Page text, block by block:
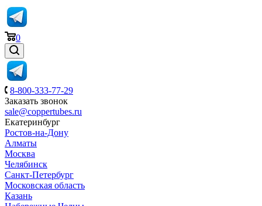
0
8-800-333-77-29
Заказать звонок
sale@coppertubes.ru
Екатеринбург
Ростов-на-Дону
Алматы
Москва
Челябинск
Санкт-Петербург
Московская область
Казань